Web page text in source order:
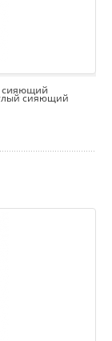
сияющий
сияющий